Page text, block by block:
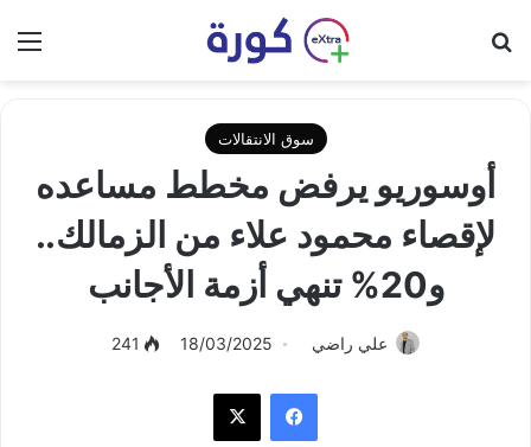
سوق الانتقالات
أوسوريو يرفض مخطط مساعده
لإقصاء محمود علاء من الزمالك..
و20% تنهي أزمة الأجانب
علي راضي 18/03/2025
241
فيسبوك